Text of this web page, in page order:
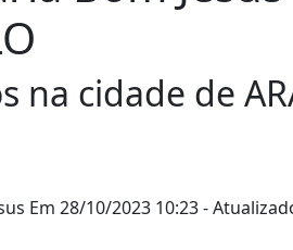
na cidade de
Em 28/10/2023 10:23-